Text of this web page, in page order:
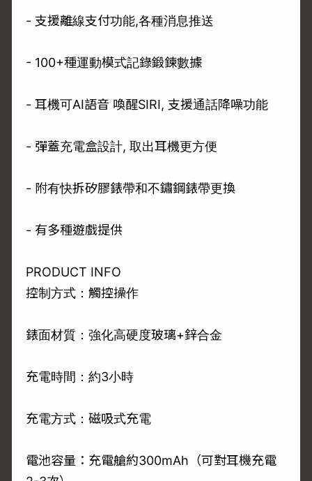
- 支援離線支付功能,各種消息推送
- 100+種運動模式記錄鍛鍊數據
- 耳機可AI語音 喚醒SIRI, 支援通話降噪功能
- 彈蓋充電盒設計, 取出耳機更方便
- 附有快拆矽膠錶帶和不鏽鋼錶帶更換
- 有多種遊戲提供
PRODUCT INFO
控制方式：觸控操作
錶面材質：強化高硬度玻璃+鋅合金
充電時間：約3小時
充電方式：磁吸式充電
電池容量：充電艙約300mAh（可對耳機充電